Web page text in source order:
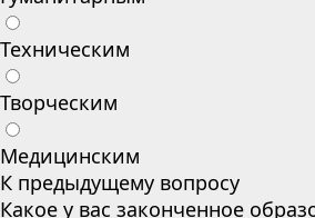
Техническим
Творческим
Медицинским
К предыдущему вопросу
Какое у вас законченное